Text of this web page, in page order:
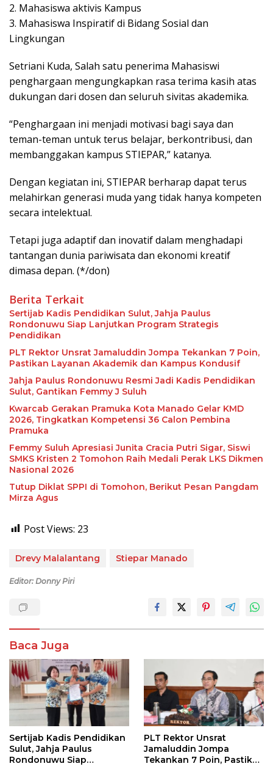
2. Mahasiswa aktivis Kampus
3. Mahasiswa Inspiratif di Bidang Sosial dan
Lingkungan
Setriani Kuda, Salah satu penerima Mahasiswi
penghargaan mengungkapkan rasa terima kasih atas
dukungan dari dosen dan seluruh sivitas akademika.
“Penghargaan ini menjadi motivasi bagi saya dan
teman-teman untuk terus belajar, berkontribusi, dan
membanggakan kampus STIEPAR,” katanya.
Dengan kegiatan ini, STIEPAR berharap dapat terus
melahirkan generasi muda yang tidak hanya kompeten
secara intelektual.
Tetapi juga adaptif dan inovatif dalam menghadapi
tantangan dunia pariwisata dan ekonomi kreatif
dimasa depan. (*/don)
Berita Terkait
Sertijab Kadis Pendidikan Sulut, Jahja Paulus
Rondonuwu Siap Lanjutkan Program Strategis
Pendidikan
PLT Rektor Unsrat Jamaluddin Jompa Tekankan 7 Poin,
Pastikan Layanan Akademik dan Kampus Kondusif
Jahja Paulus Rondonuwu Resmi Jadi Kadis Pendidikan
Sulut, Gantikan Femmy J Suluh
Kwarcab Gerakan Pramuka Kota Manado Gelar KMD
2026, Tingkatkan Kompetensi 36 Calon Pembina
Pramuka
Femmy Suluh Apresiasi Junita Cracia Putri Sigar, Siswi
SMKS Kristen 2 Tomohon Raih Medali Perak LKS Dikmen
Nasional 2026
Tutup Diklat SPPI di Tomohon, Berikut Pesan Pangdam
Mirza Agus
Post Views: 23
Drevy Malalantang Stiepar Manado
Editor: Donny Piri
Baca Juga
Sertijab Kadis Pendidikan
Sulut, Jahja Paulus
Rondonuwu Siap
PLT Rektor Unsrat
Jamaluddin Jompa
Tekankan 7 Poin, Pastikan